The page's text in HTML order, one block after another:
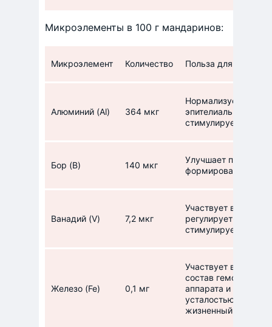
Микроэлементы в 100 г мандаринов:
Микроэлемент Количество Польза для
Алюминий (Al) 364 мкг
Нормализует
эпителиальной
стимулирует
Бор (B) 140 мкг
Улучшает
формировании.
Ванадий (V) 7,2 мкг
Участвует в
регулирует
стимулирует
Железо (Fe) 0,1 мг
Участвует в
состав
аппарата и
усталостью и
жизненный тонус.